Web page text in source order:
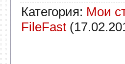
Категория: Мои
FileFast